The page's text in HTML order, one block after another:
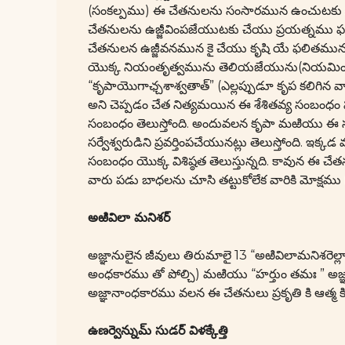
(సంకల్పము) ఈ చేతనులను సంసారమున
చేతనులను ఉజ్జీవింపజేయుటకు చేయు ప్రయత్నము
చేతనులన ఉజ్జీవనమున కై చేయు కృషి యే ఫలితమును
యొక్క నియంతృత్వమును తెలియజేయును(నియమిం
“కృపాయొగాఛ్చశాశ్వతాత్” (ఎల్లప్పుడూ కృప
అని చెప్పడం చేత నిత్యమయిన ఈ శేశితవ్య
సంబంధం తెలుస్తోంది. అందువలన కృపా మఱియు
సర్వేశ్వరుడిని ప్రవర్తింపచేయునట్లు తెలుస్తోంది.
సంబంధం యొక్క విశిష్ఠత తెలుస్తున్నది. కావున ఈ
వారు పడు బాధలను చూసి తట్టుకోలేక వారికి మోక్షము
అఱివిలా మనిశర్
అజ్ఞానులైన జీవులు తిరుమాలై 13
అంధకారము తో పోల్చి) మఱియు “హర్తుం తమః ”
అజ్ఞానాంధకారము వలన ఈ చేతనులు ప్రకృతి కి
ఉణర్వెన్నుమ్ సుడర్ విళక్కేత్తి